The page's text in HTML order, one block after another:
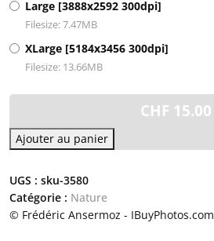
Large [3888x2592 300dpi]
Filesize: 7.47MB
XLarge [5184x3456 300dpi]
Filesize: 13.66MB
CHF 15.00
Ajouter au panier
UGS : sku-3580
Catégorie : Nature
© Frédéric Ansermoz - IBuyPhotos.com